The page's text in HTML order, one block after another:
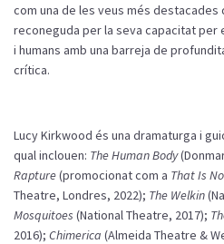
com una de les veus més destacades
reconeguda per la seva capacitatper
i humans amb una barreja de
crítica.
LucyKirkwood és una dramaturga i
qualinclouen: TheHumanBody(
Rapture(promocionatcom a ThatIs
Theatre, Londres, 2022); The Welkin(
Mosquitoes (NationalTheatre, 2017);
2016); Chimerica (Almeida Theatre &